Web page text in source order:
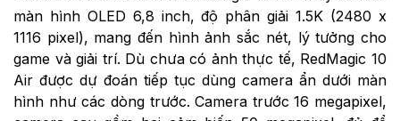
màn hình OLED 6,8 inch, độ phân giải 1.5K (2480 x
1116 pixel), mang đến hình ảnh sắc nét, lý tưởng cho
game và giải trí. Dù chưa có ảnh thực tế, RedMagic 10
Air được dự đoán tiếp tục dùng camera ẩn dưới màn
hình như các dòng trước. Camera trước 16 megapixel,